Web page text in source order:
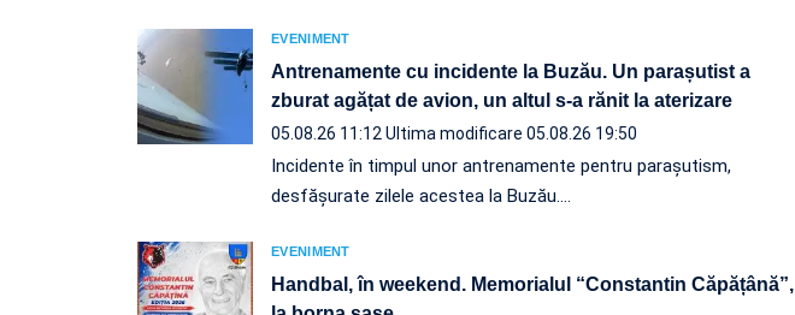
EVENIMENT
Antrenamente cu incidente la Buzău. Un parașutist a
zburat agățat de avion, un altul s-a rănit la aterizare
05.08.26 11:12 Ultima modificare 05.08.26 19:50
Incidente în timpul unor antrenamente pentru parașutism,
desfășurate zilele acestea la Buzău.…
EVENIMENT
Handbal, în weekend. Memorialul “Constantin Căpățână”,